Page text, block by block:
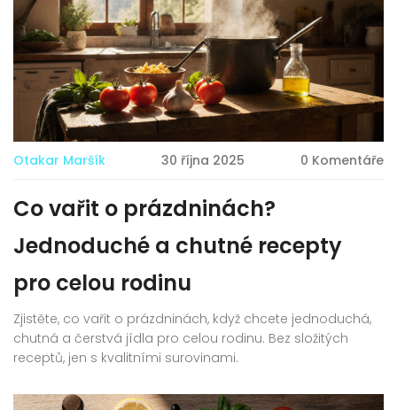
Otakar Maršík 30 října 2025 0 Komentáře
Co vařit o prázdninách?
Jednoduché a chutné recepty
pro celou rodinu
Zjistěte, co vařit o prázdninách, když chcete jednoduchá,
chutná a čerstvá jídla pro celou rodinu. Bez složitých
receptů, jen s kvalitními surovinami.